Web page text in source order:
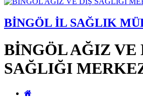
BİNGÖL İL SAĞLIK
BİNGÖL AĞIZ VE
SAĞLIĞI